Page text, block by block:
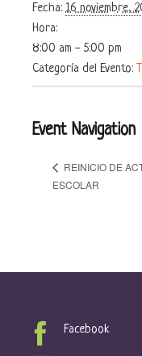
Fecha: 16 noviembre,
Hora:
8:00 am - 5:00 pm
Categoría del Evento:
Event Navigation
REINICIO DE
ESCOLAR
Facebook